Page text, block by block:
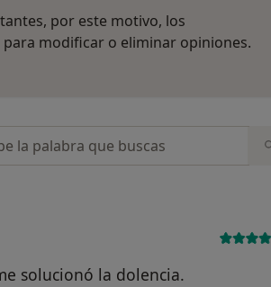
por este motivo, los
modificar o eliminar opiniones.
opiniones
solucionó la dolencia.